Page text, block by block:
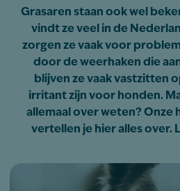
Grasaren staan ook wel
vindt ze veel in de
zorgen ze vaak voor
door de weerhaken die
blijven ze vaak vastzitten
irritant zijn voor honden.
allemaal over weten? Onze
vertellen je hier alles over.